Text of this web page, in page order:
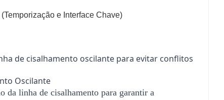
e Interface Chave)
de cisalhamento oscilante para evitar conflitos
Oscilante
da linha de cisalhamento para garantir a